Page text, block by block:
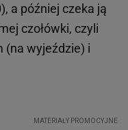
a później czeka ją
czołówki, czyli
(na wyjeździe) i